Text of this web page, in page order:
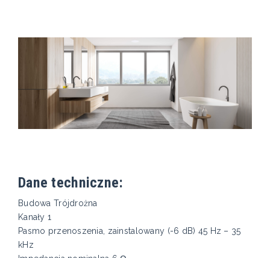
Dane techniczne:
Budowa Trójdrożna
Kanały 1
Pasmo przenoszenia, zainstalowany (-6 dB) 45 Hz – 35
kHz​